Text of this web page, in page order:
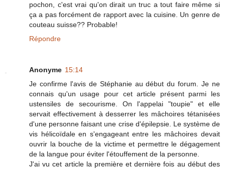
pochon, c'est vrai qu'on dirait un truc a tout faire même si
ça a pas forcément de rapport avec la cuisine. Un genre de
couteau suisse?? Probable!
Répondre
Anonyme 15:14
Je confirme l'avis de Stéphanie au début du forum. Je ne
connais qu'un usage pour cet article présent parmi les
ustensiles de secourisme. On l'appelai "toupie" et elle
servait effectivement à desserrer les mâchoires tétanisées
d'une personne faisant une crise d'épilepsie. Le système de
vis hélicoïdale en s'engageant entre les mâchoires devait
ouvrir la bouche de la victime et permettre le dégagement
de la langue pour éviter l'étouffement de la personne.
J'ai vu cet article la première et dernière fois au début des